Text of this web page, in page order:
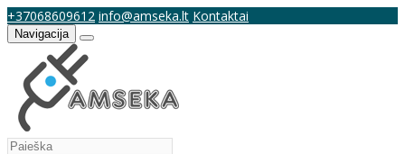
+37068609612 info@amseka.lt Kontaktai
Navigacija